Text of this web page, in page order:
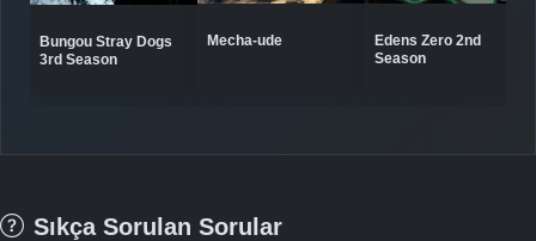
Bungou Stray Dogs
3rd Season
Mecha-ude
Edens Zero 2nd
Season
Sıkça Sorulan Sorular